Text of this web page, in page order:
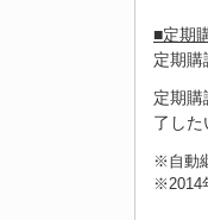
■定期
定期
定期購
了した
※自動
※2014